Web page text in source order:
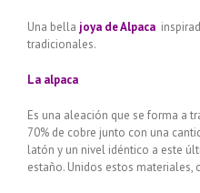
Una bella joya de Alpaca
tradicionales.
La alpaca
Es una aleación que se forma a
70% de cobre junto con una
latón y un nivel idéntico a este
estaño. Unidos estos